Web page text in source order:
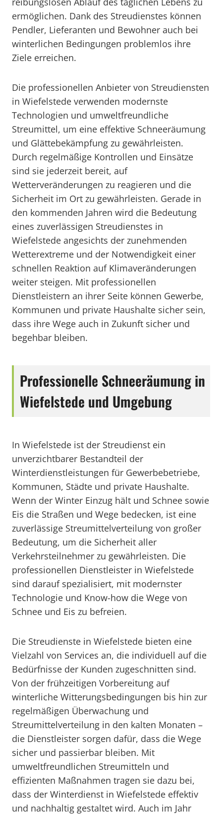
ermöglichen. Dank des Streudienstes können
Pendler, Lieferanten und Bewohner auch bei
winterlichen Bedingungen problemlos ihre
Ziele erreichen.
Die professionellen Anbieter von Streudiensten
in Wiefelstede verwenden modernste
Technologien und umweltfreundliche
Streumittel, um eine effektive Schneeräumung
und Glättebekämpfung zu gewährleisten.
Durch regelmäßige Kontrollen und Einsätze
sind sie jederzeit bereit, auf
Wetterveränderungen zu reagieren und die
Sicherheit im Ort zu gewährleisten. Gerade in
den kommenden Jahren wird die Bedeutung
eines zuverlässigen Streudienstes in
Wiefelstede angesichts der zunehmenden
Wetterextreme und der Notwendigkeit einer
schnellen Reaktion auf Klimaveränderungen
weiter steigen. Mit professionellen
Dienstleistern an ihrer Seite können Gewerbe,
Kommunen und private Haushalte sicher sein,
dass ihre Wege auch in Zukunft sicher und
begehbar bleiben.
Professionelle Schneeräumung in
Wiefelstede und Umgebung
In Wiefelstede ist der Streudienst ein
unverzichtbarer Bestandteil der
Winterdienstleistungen für Gewerbebetriebe,
Kommunen, Städte und private Haushalte.
Wenn der Winter Einzug hält und Schnee sowie
Eis die Straßen und Wege bedecken, ist eine
zuverlässige Streumittelverteilung von großer
Bedeutung, um die Sicherheit aller
Verkehrsteilnehmer zu gewährleisten. Die
professionellen Dienstleister in Wiefelstede
sind darauf spezialisiert, mit modernster
Technologie und Know-how die Wege von
Schnee und Eis zu befreien.
Die Streudienste in Wiefelstede bieten eine
Vielzahl von Services an, die individuell auf die
Bedürfnisse der Kunden zugeschnitten sind.
Von der frühzeitigen Vorbereitung auf
winterliche Witterungsbedingungen bis hin zur
regelmäßigen Überwachung und
Streumittelverteilung in den kalten Monaten –
die Dienstleister sorgen dafür, dass die Wege
sicher und passierbar bleiben. Mit
umweltfreundlichen Streumitteln und
effizienten Maßnahmen tragen sie dazu bei,
dass der Winterdienst in Wiefelstede effektiv
und nachhaltig gestaltet wird. Auch im Jahr